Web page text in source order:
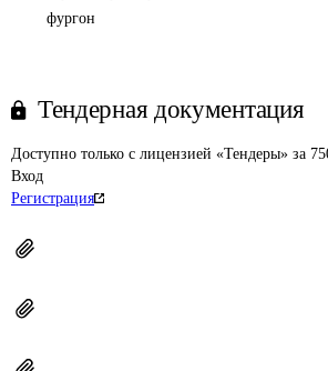
фургон
Тендерная документация
Доступно только с лицензией «Тендеры» за
Вход
Регистрация